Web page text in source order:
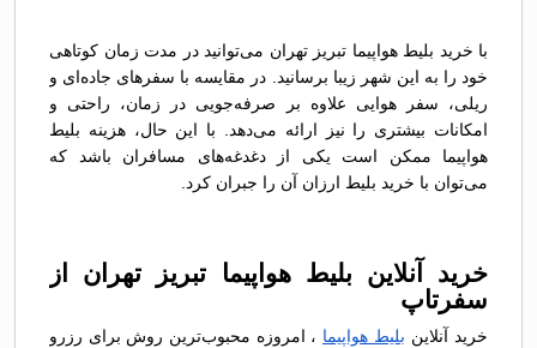
با خرید بلیط هواپیما تبریز تهران می‌توانید در مدت زمان کوتاهی
خود را به این شهر زیبا برسانید. در مقایسه با سفرهای جاده‌ای و
ریلی، سفر هوایی علاوه بر صرفه‌جویی در زمان، راحتی و
امکانات بیشتری را نیز ارائه می‌دهد. با این حال، هزینه بلیط
هواپیما ممکن است یکی از دغدغه‌های مسافران باشد که
می‌توان با خرید بلیط ارزان آن را جبران کرد.
خرید آنلاین بلیط هواپیما تبریز تهران از
سفرتاپ
خرید آنلاین بلیط هواپیما ، امروزه محبوب‌ترین روش برای رزرو